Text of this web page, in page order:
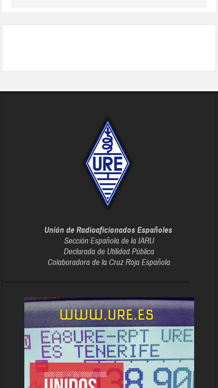
Unión de Radioaficionados Españoles
Sección Española de la IARU
Declarada de Utilidad Pública
Colaboradora de la Cruz Roja Española